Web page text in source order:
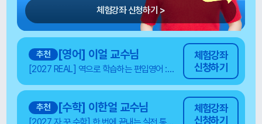
체험강좌 신청하기 >
추천 [영어] 이얼 교수님
[2027 REAL] 역으로 학습하는 편입영어 : 리얼역습 1.0
체험강좌
신청하기
추천 [수학] 이한얼 교수님
체험강좌
신청하기